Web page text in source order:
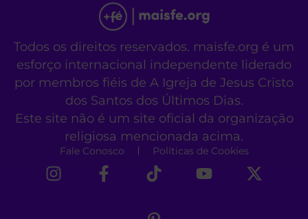
Todos os direitos reservados. maisfe.org é um
esforço internacional independente liderado
por membros fiéis de A Igreja de Jesus Cristo
dos Santos dos Últimos Dias.
Este site não é um site oficial da organização
religiosa mencionada acima.
Fale Conosco Políticas de Cookies